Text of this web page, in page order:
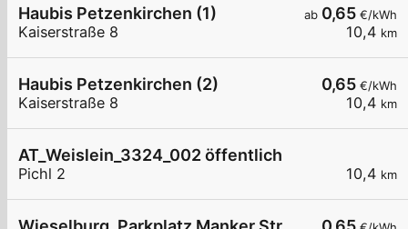
ab 0,65 €/kWh
10,4 km
Haubis Petzenkirchen (1)
Kaiserstraße 8
0,65 €/kWh
10,4 km
Haubis Petzenkirchen (2)
Kaiserstraße 8
10,4 km
AT_Weislein_3324_002 öffentlich
Pichl 2